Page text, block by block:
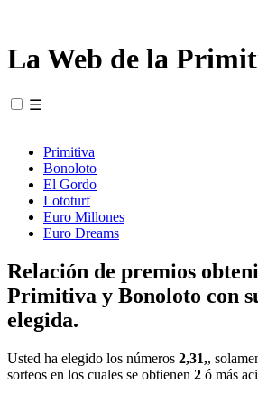
La Web de la
☰
Primitiva
Bonoloto
El Gordo
Lototurf
Euro Millones
Euro Dreams
Relación de premios
Primitiva y Bonoloto con
elegida.
Usted ha elegido los números 2,31,,
sorteos en los cuales se obtienen 2 ó más